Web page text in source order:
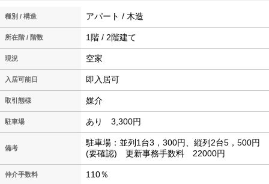
種別 / 構造 アパート / 木造
所在階 / 階数 1階 / 2階建て
現況 空家
入居可能日 即入居可
取引態様 媒介
駐車場 あり 3,300円
備考
駐車場：並列1台3，300円、縦列2台5，500円
(要確認) 更新事務手数料 22000円
仲介手数料 110％